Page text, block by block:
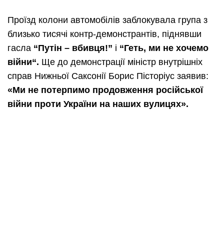
Проїзд колони автомобілів заблокувала група з
близько тисячі контр-демонстрантів, піднявши
гасла “Путін – вбивця!” і “Геть, ми не хочемо
війни“. Ще до демонстрації міністр внутрішніх
справ Нижньої Саксонії Борис Пісторіус заявив:
«Ми не потерпимо продовження російської
війни проти України на наших вулицях».